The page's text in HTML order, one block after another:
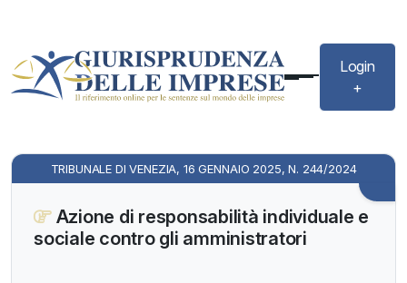
Login
+
TRIBUNALE DI VENEZIA, 16 GENNAIO 2025, N. 244/2024
Azione di responsabilità individuale e
sociale contro gli amministratori